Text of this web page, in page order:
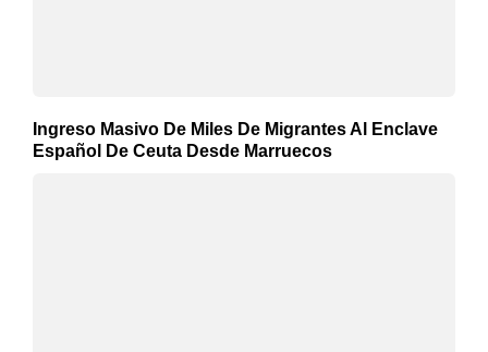
Ingreso Masivo De Miles De Migrantes Al Enclave
Español De Ceuta Desde Marruecos